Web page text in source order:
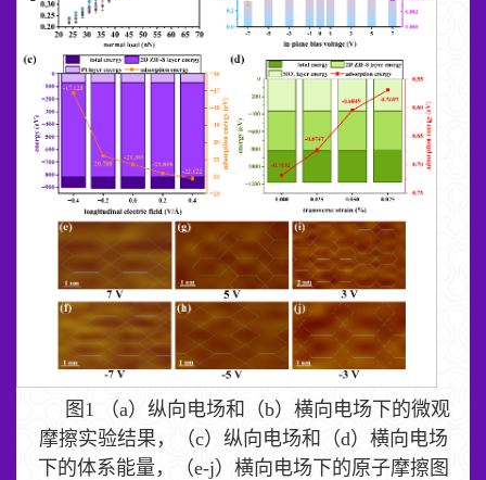
图1 （a）纵向电场和（b）横向电场下的微观
摩擦实验结果，（c）纵向电场和（d）横向电场
下的体系能量，（e-j）横向电场下的原子摩擦图